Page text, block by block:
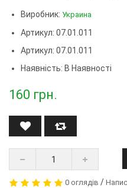
Виробник: Украина
Артикул: 07.01.011
Артикул: 07.01.011
Наявність: В Наявності
160 грн.
0 оглядів /